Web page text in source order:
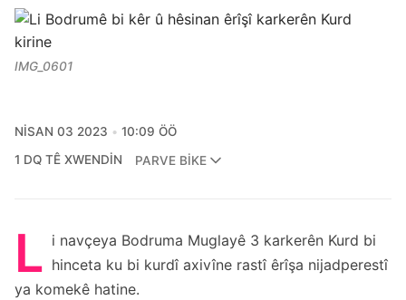
IMG_0601
NISAN 03 2023
10:09 ÖÖ
1 DQ TÊ XWENDIN
PARVE BIKE
L i navçeya Bodruma Muglayê 3 karkerên Kurd bi
hinceta ku bi kurdî axivîne rastî êrîşa nijadperestî
ya komekê hatine.